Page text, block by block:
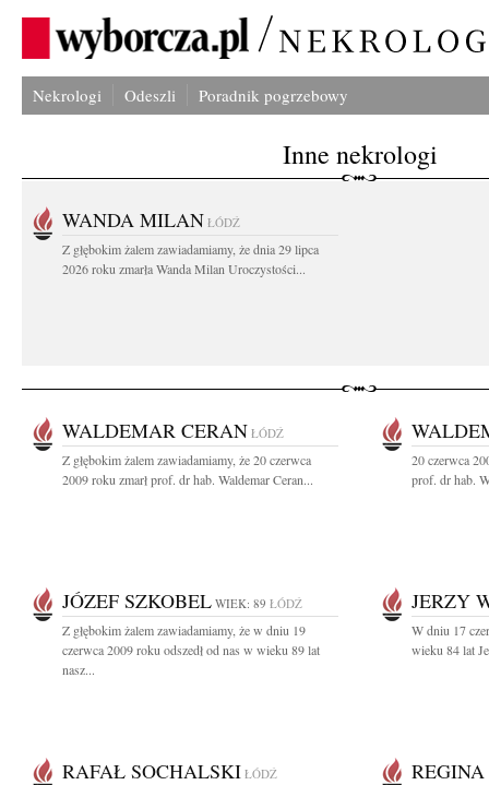
Nekrologi Odeszli Poradnik pogrzebowy
Inne nekrologi
WANDA MILAN ŁÓDŹ
Z głębokim żalem zawiadamiamy, że dnia 29 lipca
2026 roku zmarła Wanda Milan Uroczystości...
WALDEMAR CERAN ŁÓDŹ
Z głębokim żalem zawiadamiamy, że 20 czerwca
2009 roku zmarł prof. dr hab. Waldemar Ceran...
20 czerwca
prof. dr hab.
JÓZEF SZKOBEL WIEK: 89 ŁÓDŹ
Z głębokim żalem zawiadamiamy, że w dniu 19
czerwca 2009 roku odszedł od nas w wieku 89 lat
nasz...
JERZY
W dniu 17
wieku 84 lat
RAFAŁ SOCHALSKI ŁÓDŹ REGINA